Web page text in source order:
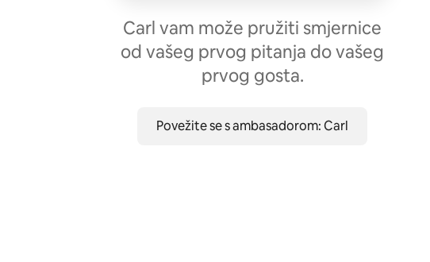
Carl vam može pružiti smjernice
od vašeg prvog pitanja do vašeg
prvog gosta.
Povežite se s ambasadorom: Carl